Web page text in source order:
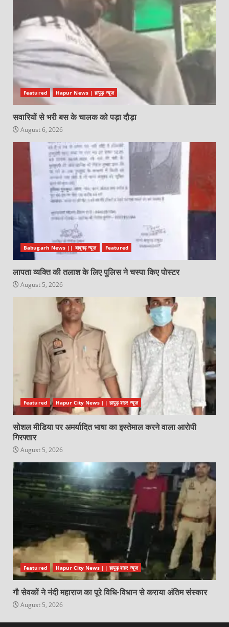
Featured Hapur News | हापुड़ न्यूज़
सवारियों से भरी बस के चालक को पड़ा दौड़ा
August 6, 2026
Babugarh News || बाबूगढ़ न्यूज़ Featured
लापता व्यक्ति की तलाश के लिए पुलिस ने चस्पा किए पोस्टर
August 5, 2026
Featured Hapur City News || हापुड़ शहर न्यूज़
सोशल मीडिया पर अमर्यादित भाषा का इस्तेमाल करने वाला आरोपी
गिरफ्तार
August 5, 2026
Featured Hapur City News || हापुड़ शहर न्यूज़
गौ सेवकों ने नंदी महाराज का पूरे विधि-विधान से कराया अंतिम संस्कार
August 5, 2026